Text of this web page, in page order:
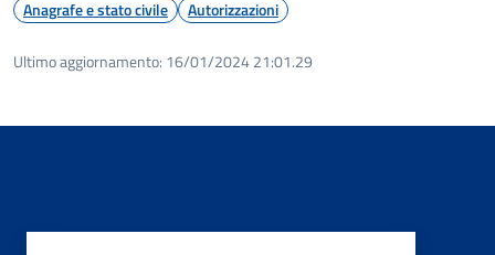
Anagrafe e stato civile Autorizzazioni
Ultimo aggiornamento: 16/01/2024 21:01.29